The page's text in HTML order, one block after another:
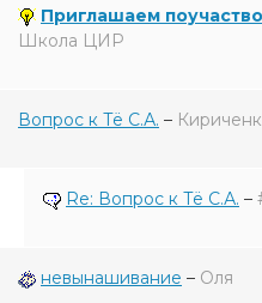
Приглашаем
Школа ЦИР
Вопрос к Тё С.А. –
Re: Вопрос к Тё С.А. –
невынашивание – Оля